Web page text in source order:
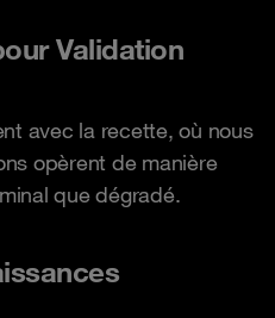
Validation
avec la recette, où nous
opèrent de manière
que dégradé.